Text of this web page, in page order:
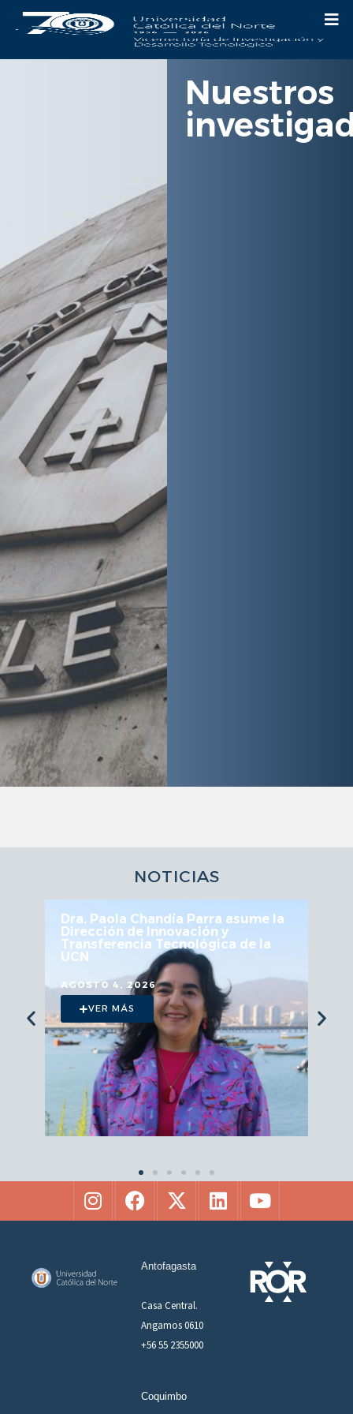
Nuestros
NOTICIAS
Dra. Paola Chandía Parra asume la
Dirección de Innovación y
Transferencia Tecnológica de la
UCN
AGOSTO 4, 2026
VER MÁS
Antofagasta
Coquimbo
Casa Central.
Angamos 0610
+56 55 2355000